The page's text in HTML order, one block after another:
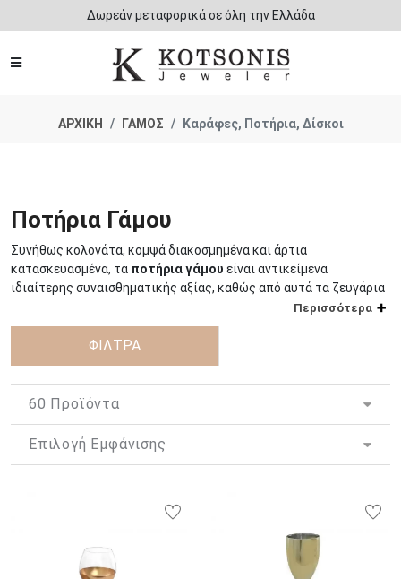
Δωρεάν μεταφορικά σε όλη την Ελλάδα
ΑΡΧΙΚΗ ΓΑΜΟΣ Καράφες, Ποτήρια, Δίσκοι
Ποτήρια Γάμου
Συνήθως κολονάτα, κομψά διακοσμημένα και άρτια
κατασκευασμένα, τα ποτήρια γάμου είναι αντικείμενα
ιδιαίτερης συναισθηματικής αξίας, καθώς από αυτά τα ζευγάρια
θα πιούν το “αίμα του Κυρίου”, το κόκκινο κρασί που θα τους
ενώσει στη νέα τους ζωή.
Τογαμήλιο ποτήρι, είναι ένα από τα
συμπεριλαμβάνονται στο “σετ του κουμπάρου” και αποτελεί μια
σημαντική προσθήκη για την ολοκλήρωση του μυστηρίου. Ο
από το ίδιο ποτήρι το κόκκινο κρασί που ο ιερέας τους
προσφέρει, ως επισφράγιση της υπόσχεσης τους για κοινή
ποτήρι γάμου , είναι συνήθως κατασκευασμένο από
κρύσταλλο ή γυαλί, μπορεί όμως να κατασκευάζεται από
Περισσότερα
ΦΙΛΤΡΑ